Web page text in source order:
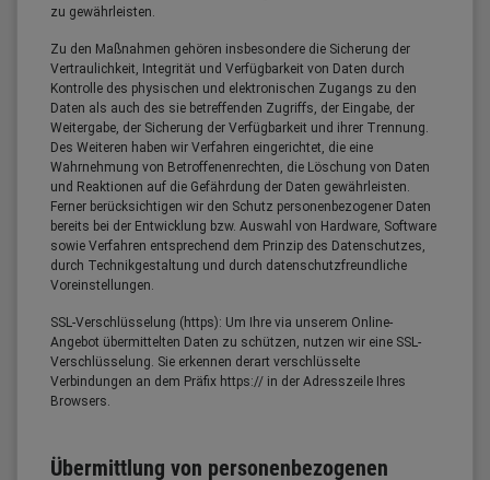
zu gewährleisten.
Zu den Maßnahmen gehören insbesondere die Sicherung der
Vertraulichkeit, Integrität und Verfügbarkeit von Daten durch
Kontrolle des physischen und elektronischen Zugangs zu den
Daten als auch des sie betreffenden Zugriffs, der Eingabe, der
Weitergabe, der Sicherung der Verfügbarkeit und ihrer Trennung.
Des Weiteren haben wir Verfahren eingerichtet, die eine
Wahrnehmung von Betroffenenrechten, die Löschung von Daten
und Reaktionen auf die Gefährdung der Daten gewährleisten.
Ferner berücksichtigen wir den Schutz personenbezogener Daten
bereits bei der Entwicklung bzw. Auswahl von Hardware, Software
sowie Verfahren entsprechend dem Prinzip des Datenschutzes,
durch Technikgestaltung und durch datenschutzfreundliche
Voreinstellungen.
SSL-Verschlüsselung (https): Um Ihre via unserem Online-
Angebot übermittelten Daten zu schützen, nutzen wir eine SSL-
Verschlüsselung. Sie erkennen derart verschlüsselte
Verbindungen an dem Präfix https:// in der Adresszeile Ihres
Browsers.
Übermittlung von personenbezogenen